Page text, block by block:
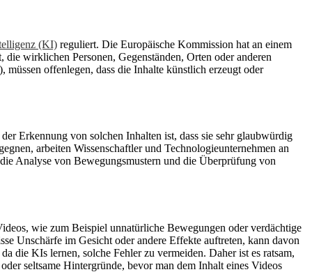
(KI) reguliert. Die Europäische Kommission hat an einem
wirklichen Personen, Gegenständen, Orten oder anderen
müssen offenlegen, dass die Inhalte künstlich erzeugt oder
Erkennung von solchen Inhalten ist, dass sie sehr glaubwürdig
arbeiten Wissenschaftler und Technologieunternehmen an
Analyse von Bewegungsmustern und die Überprüfung von
wie zum Beispiel unnatürliche Bewegungen oder verdächtige
Unschärfe im Gesicht oder andere Effekte auftreten, kann davon
die KIs lernen, solche Fehler zu vermeiden. Daher ist es ratsam,
seltsame Hintergründe, bevor man dem Inhalt eines Videos